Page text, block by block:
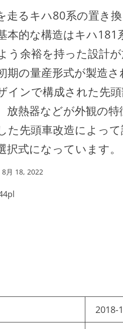
走るキハ80系の置き
本的な構造はキハ181
う余裕を持った設計
期の量産形式が製造
インで構成された先
放熱器などが外観の
た先頭車改造によっ
択式になっています。
8月 18, 2022
2018-